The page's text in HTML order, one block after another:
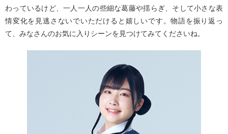
わっているけど、一人一人の些細な葛藤や揺らぎ、そして小さな表
情変化を見逃さないでいただけると嬉しいです。物語を振り返っ
て、みなさんのお気に入りシーンを見つけてみてくださいね。